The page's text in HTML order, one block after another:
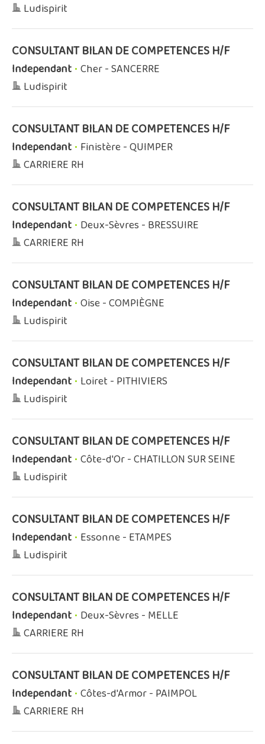
Ludispirit
CONSULTANT BILAN DE COMPETENCES H/F
Independant • Cher - SANCERRE
Ludispirit
CONSULTANT BILAN DE COMPETENCES H/F
Independant • Finistère - QUIMPER
CARRIERE RH
CONSULTANT BILAN DE COMPETENCES H/F
Independant • Deux-Sèvres - BRESSUIRE
CARRIERE RH
CONSULTANT BILAN DE COMPETENCES H/F
Independant • Oise - COMPIÈGNE
Ludispirit
CONSULTANT BILAN DE COMPETENCES H/F
Independant • Loiret - PITHIVIERS
Ludispirit
CONSULTANT BILAN DE COMPETENCES H/F
Independant • Côte-d'Or - CHATILLON SUR SEINE
Ludispirit
CONSULTANT BILAN DE COMPETENCES H/F
Independant • Essonne - ETAMPES
Ludispirit
CONSULTANT BILAN DE COMPETENCES H/F
Independant • Deux-Sèvres - MELLE
CARRIERE RH
CONSULTANT BILAN DE COMPETENCES H/F
Independant • Côtes-d'Armor - PAIMPOL
CARRIERE RH